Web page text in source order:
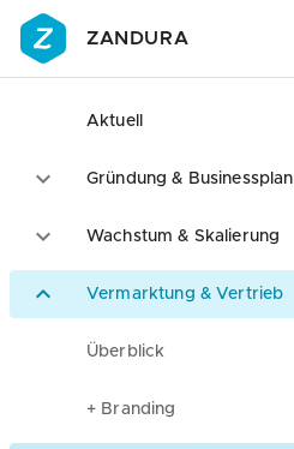
ZANDURA
Aktuell
Gründung & Businessplan
Wachstum & Skalierung
Vermarktung & Vertrieb
Überblick
+ Branding